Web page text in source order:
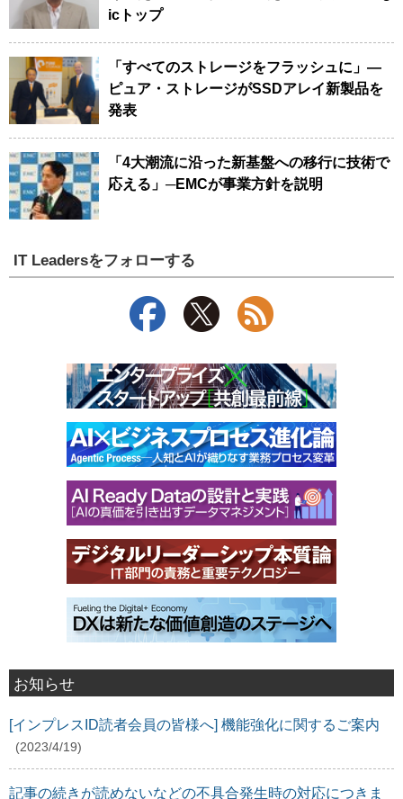
icトップ
「すべてのストレージをフラッシュに」―
ピュア・ストレージがSSDアレイ新製品を
発表
「4大潮流に沿った新基盤への移行に技術で
応える」─EMCが事業方針を説明
IT Leadersをフォローする
お知らせ
[インプレスID読者会員の皆様へ] 機能強化に関するご案内
(2023/4/19)
記事の続きが読めないなどの不具合発生時の対応につきま